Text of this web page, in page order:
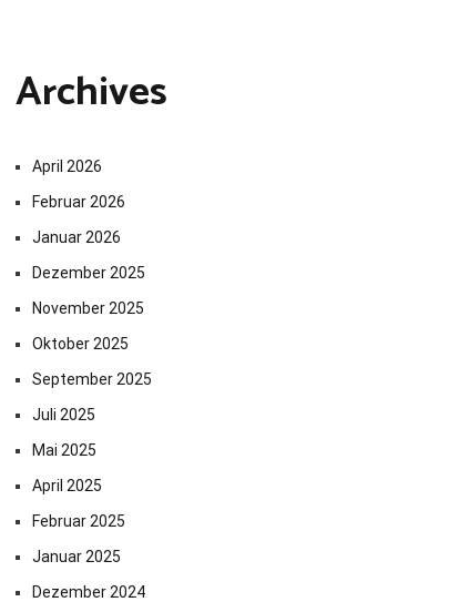
Archives
April 2026
Februar 2026
Januar 2026
Dezember 2025
November 2025
Oktober 2025
September 2025
Juli 2025
Mai 2025
April 2025
Februar 2025
Januar 2025
Dezember 2024